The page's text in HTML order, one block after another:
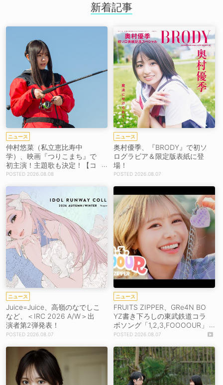
新着記事
ニュース
仲村悠菜（私立恵比寿中
学）、映画『つりこまち』で
初主演！主題歌も決定！【コ
メントあり】
2026.08.08
ニュース
奥村優季、『BRODY』で初ソ
ログラビア＆限定版表紙に登
場！
2026.08.07
ニュース
Juice=Juice、高嶺のなでしこ
など、＜IRC 2026 A/W＞出
演者第2弾発表！
2026.08.07
ニュース
FRUITS ZIPPER、GRe4N BO
YZ書き下ろしの東武鉄道コラ
ボソング「1,2,3,FOOOOUR」
をリリース＆MV公開！
2026.08.07